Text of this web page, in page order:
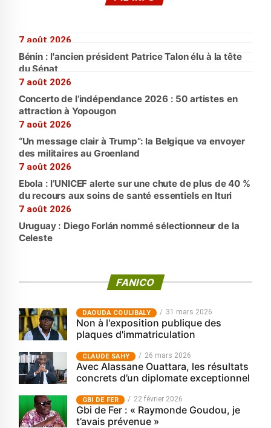
7 août 2026
Bénin : l'ancien président Patrice Talon élu à la tête
du Sénat
7 août 2026
Concerto de l’indépendance 2026 : 50 artistes en
attraction à Yopougon
7 août 2026
“Un message clair à Trump”: la Belgique va envoyer
des militaires au Groenland
7 août 2026
Ebola : l’UNICEF alerte sur une chute de plus de 40 %
du recours aux soins de santé essentiels en Ituri
7 août 2026
Uruguay : Diego Forlán nommé sélectionneur de la
Celeste
FANICO
‎DAOUDA COULIBALY 31 mars 2026
Non à l'exposition publique des
plaques d'immatriculation
CLAUDE SAHY 26 mars 2026
Avec Alassane Ouattara, les résultats
concrets d’un diplomate exceptionnel
GBI DE FER 22 février 2026
Gbi de Fer : « Raymonde Goudou, je
t’avais prévenue »